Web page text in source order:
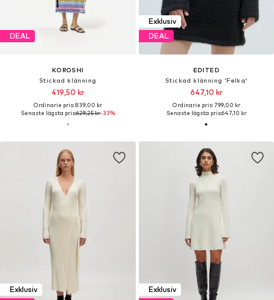
DEAL
KOROSHI
Stickad klänning
419,50 kr
Ordinarie pris: 839,00 kr
Senaste lägsta pris:629,25 kr-33%
Exklusiv
DEAL
EDITED
Stickad klänning 'Felka'
647,10 kr
Ordinarie pris: 799,00 kr
Senaste lägsta pris:647,10 kr
Exklusiv
Exklusiv